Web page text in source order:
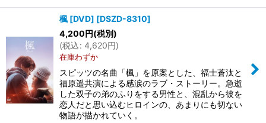
楓 [DVD] [DSZD-8310]
4,200円(税別)
(税込: 4,620円)
在庫わずか
スピッツの名曲「楓」を原案とした、福士蒼汰と
福原遥共演による感涙のラブ・ストーリー。急逝
した双子の弟のふりをする男性と、混乱から彼を
恋人だと思い込むヒロインの、あまりにも切ない
物語が描かれていく。